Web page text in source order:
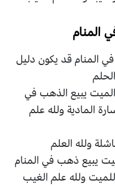
المنام
المنام قد يكون دليل
يبيع الذهب في
المادية ولله علم
ولله العلم
يبيع ذهب في المنام
ولله علم الغيب